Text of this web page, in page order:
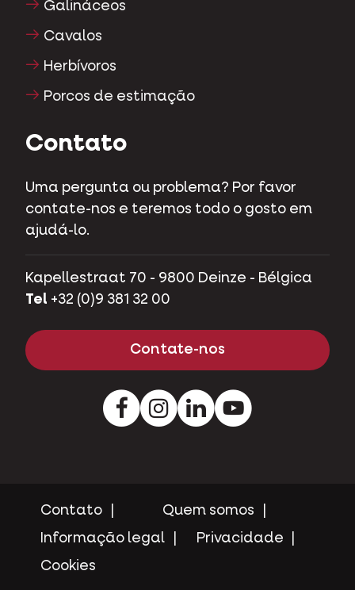
Herbívoros
Porcos de estimação
Contato
Uma pergunta ou problema? Por favor
ajudá-lo.
Kapellestraat 70 - 9800 Deinze - Bélgica
Contate-nos
Cookies